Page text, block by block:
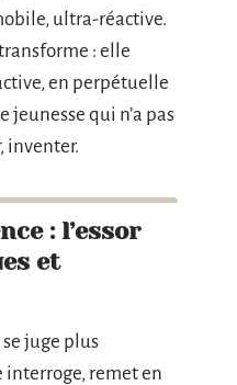
ultra-réactive.
: elle
en perpétuelle
qui n’a pas
inventer.
: l’essor
et
juge plus
interroge, remet en